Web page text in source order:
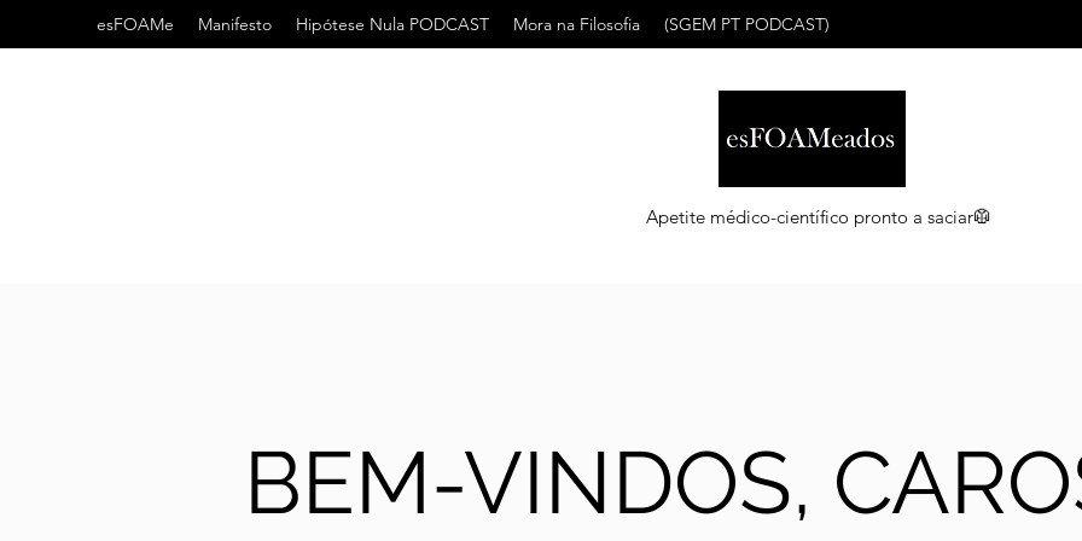
esFOAMe Manifesto Hipótese Nula PODCAST Mora na Filosofia (SGEM PT PODCAST)
Apetite médico-científico pronto a saciar🥼
BEM-VINDOS,